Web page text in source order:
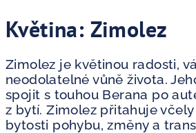
Květina: Zimolez
Zimolez je květinou radosti,
neodolatelné vůně života.
spojit s touhou Berana po
z bytí. Zimolez přitahuje
bytosti pohybu, změny a